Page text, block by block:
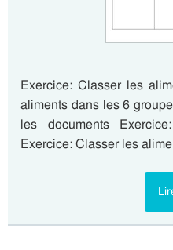
Exercice: Classer les
aliments dans les 6
les documents
Exercice: Classer les